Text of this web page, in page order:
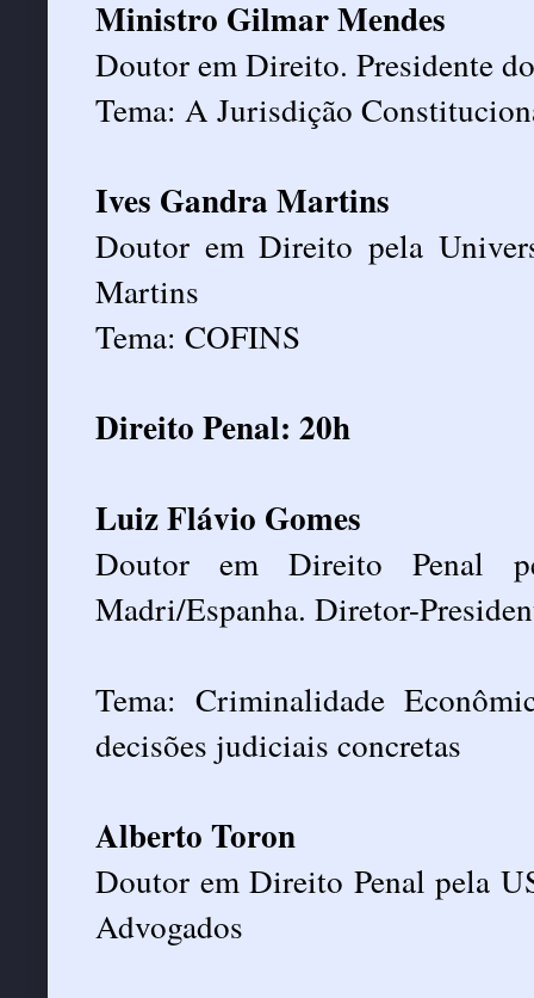
Ministro Gilmar Mendes
Doutor em Direito. Presidente
Tema: A Jurisdição
Ives Gandra Martins
Doutor em Direito pela
Martins
Tema: COFINS
Direito Penal: 20h
Luiz Flávio Gomes
Doutor em Direito Penal
Madri/Espanha. Diretor-
Tema: Criminalidade
decisões judiciais concretas
Alberto Toron
Doutor em Direito Penal pela
Advogados